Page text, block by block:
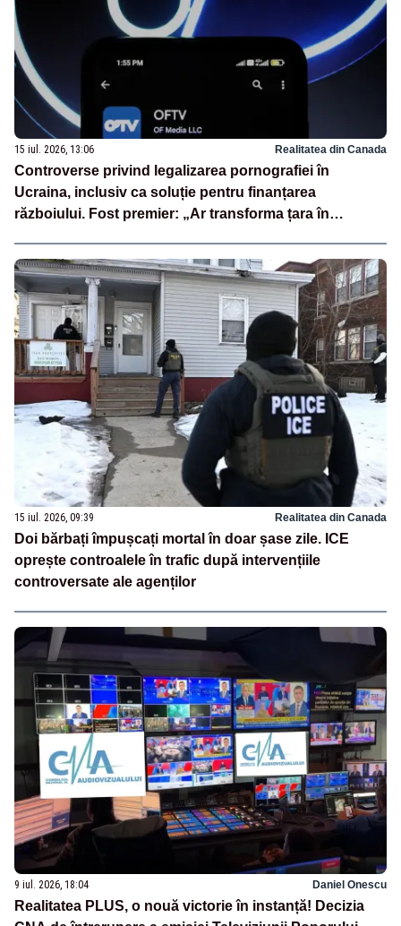
15 iul. 2026, 13:06 Realitatea din Canada
Controverse privind legalizarea pornografiei în
Ucraina, inclusiv ca soluție pentru finanțarea
războiului. Fost premier: „Ar transforma țara în
15 iul. 2026, 09:39 Realitatea din Canada
Doi bărbați împușcați mortal în doar șase zile. ICE
oprește controalele în trafic după intervențiile
controversate ale agenților
9 iul. 2026, 18:04 Daniel Onescu
Realitatea PLUS, o nouă victorie în instanță! Decizia